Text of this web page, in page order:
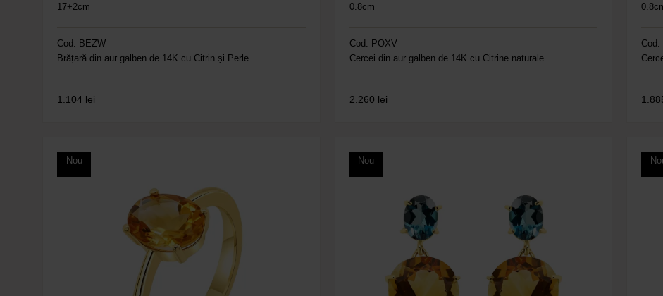
17+2cm
Cod: BEZW
Brățară din aur galben de 14K cu Citrin și Perle
1.104 lei
0.8cm
Cod: POXV
Cercei din aur galben de 14K cu Citrine naturale
2.260 lei
Cod:
Nou Nou